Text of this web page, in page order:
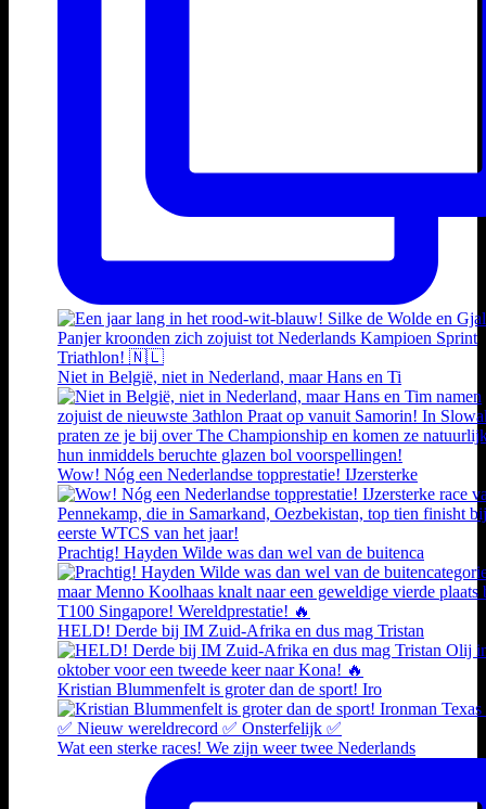
Niet in België, niet in Nederland, maar Hans en Ti
Wow! Nóg een Nederlandse topprestatie! IJzersterke
Prachtig! Hayden Wilde was dan wel van de buitenca
HELD! Derde bij IM Zuid-Afrika en dus mag Tristan
Kristian Blummenfelt is groter dan de sport! Iro
Wat een sterke races! We zijn weer twee Nederlands